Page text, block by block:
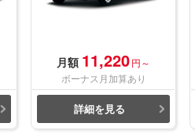
月額 11,220円～
ボーナス月加算あり
詳細を見る